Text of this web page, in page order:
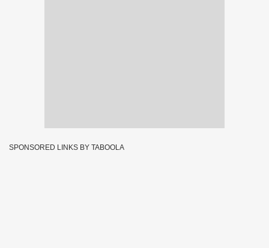
SPONSORED LINKS BY TABOOLA